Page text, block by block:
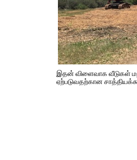
இதன் விளைவாக வீடுகள்
ஏற்படுவதற்கான